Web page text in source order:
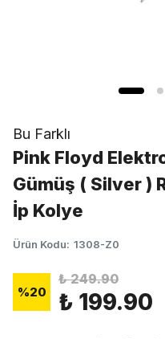
Bu Farklı
Pink Floyd
Gümüş ( Silver )
İp Kolye
Ürün Kodu: 1308-Z0
%20
₺ 249.90
₺ 199.90